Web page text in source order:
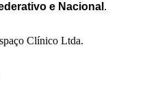
e Nacional .
Clínico Ltda.